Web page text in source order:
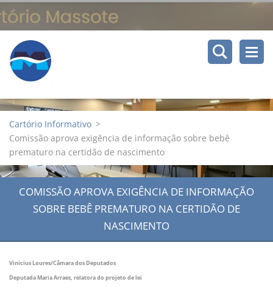
Cartório Informativo >
Comissão aprova exigência de informação sobre bebê
prematuro na certidão de nascimento
COMISSÃO APROVA EXIGÊNCIA DE INFORMAÇÃO
SOBRE BEBÊ PREMATURO NA CERTIDÃO DE
NASCIMENTO
Vinicius Loures/Câmara dos Deputados
Deputada Maria Arraes, relatora do projeto de lei